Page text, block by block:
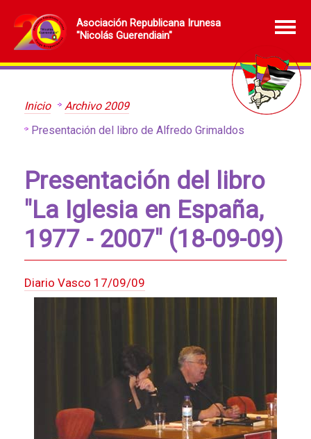
Asociación Republicana Irunesa
"Nicolás Guerendiain"
Inicio
Archivo 2009
Presentación del libro de Alfredo Grimaldos
Presentación del libro
"La Iglesia en España,
1977 - 2007" (18-09-09)
Diario Vasco 17/09/09